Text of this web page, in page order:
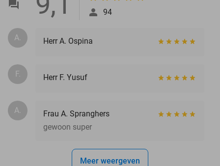
94
A. Herr A. Ospina
F. Herr F. Yusuf
A.
Frau A. Spranghers
gewoon super
Meer weergeven